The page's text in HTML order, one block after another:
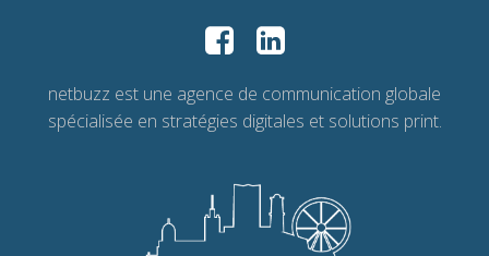
netbuzz est une agence de communication globale
spécialisée en stratégies digitales et solutions print.